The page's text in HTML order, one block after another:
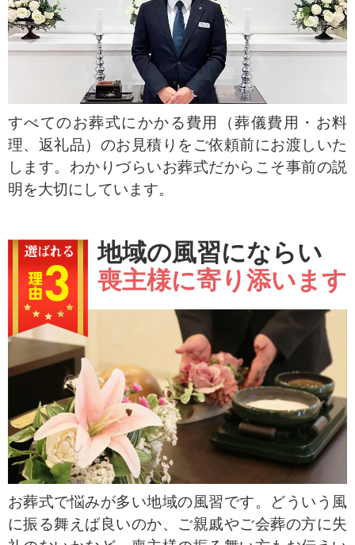
すべてのお葬式にかかる費用（葬儀費用・お料
理、返礼品）のお見積りをご依頼前にお渡しいた
します。わかりづらいお葬式だからこそ事前の説
明を大切にしています。
地域の風習にならい
喪主様に寄り添います
お葬式で悩みが多い地域の風習です。どういう風
に振る舞えば良いのか、ご親戚やご会葬の方に失